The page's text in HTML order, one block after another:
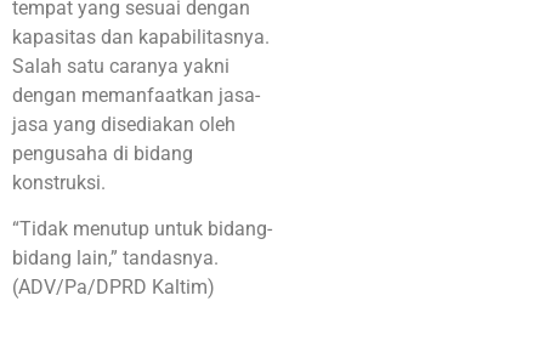
tempat yang sesuai dengan
kapasitas dan kapabilitasnya.
Salah satu caranya yakni
dengan memanfaatkan jasa-
jasa yang disediakan oleh
pengusaha di bidang
konstruksi.
“Tidak menutup untuk bidang-
bidang lain,” tandasnya.
(ADV/Pa/DPRD Kaltim)